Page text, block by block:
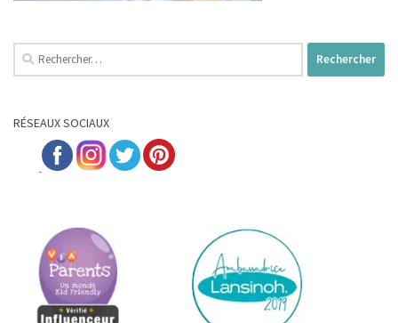
Rechercher :
RÉSEAUX SOCIAUX